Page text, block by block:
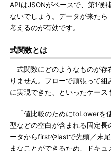
APIはJSONがベースで、第1候
ないでしょう。データが来たら
考えるのが有効です。
式関数とは
式関数にどのようなものが存
りません。フローで頑張って
に実現できた、といったケース
「値比較のためにtoLowerを
型などの空白が含まれる固定
ータからfirstやlastで先頭／末
まなことができるため、ドキ